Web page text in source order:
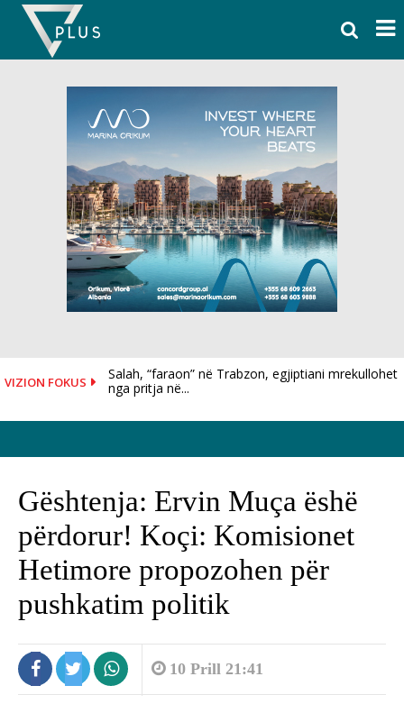
Skip
content
VIZION FOKUS
Salah, “faraon” në Trabzon, egjiptiani mrekullohet
nga pritja në...
Gështenja: Ervin Muça ëshë
përdorur! Koçi: Komisionet
Hetimore propozohen për
pushkatim politik
10 Prill 21:41